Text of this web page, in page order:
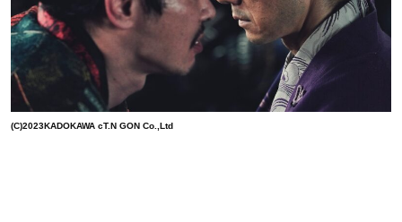
(C)2023KADOKAWA cT.N GON Co.,Ltd